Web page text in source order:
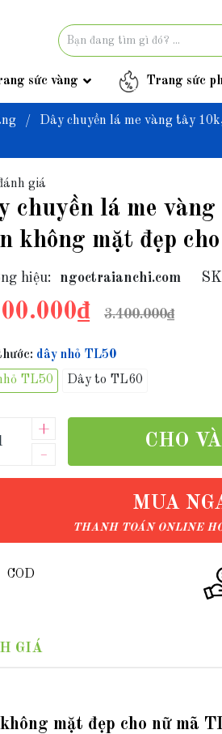
sức vàng Trang sức
/
Dây chuyền lá me vàng tây
giá
chuyền lá me
không mặt đẹp
hiệu: ngoctraianchi.com
3.400.000₫
dây nhỏ TL50
TL50
Dây to TL60
–
+
CHO
MUA
THANH TOÁN ONLINE
COD
GIÁ
mặt đẹp cho nữ mã